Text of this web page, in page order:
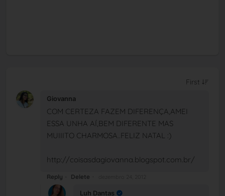
Giovanna
COM CERTEZA FAZEM DIFERENÇA,AMEI
ESSA UNHA AÍ,BEM DIFERENTE MAS
MUIIITO CHARMOSA..FELIZ NATAL :)
http://coisasdagiovanna.blogspot.com.br/
Reply Delete
Luh Dantas